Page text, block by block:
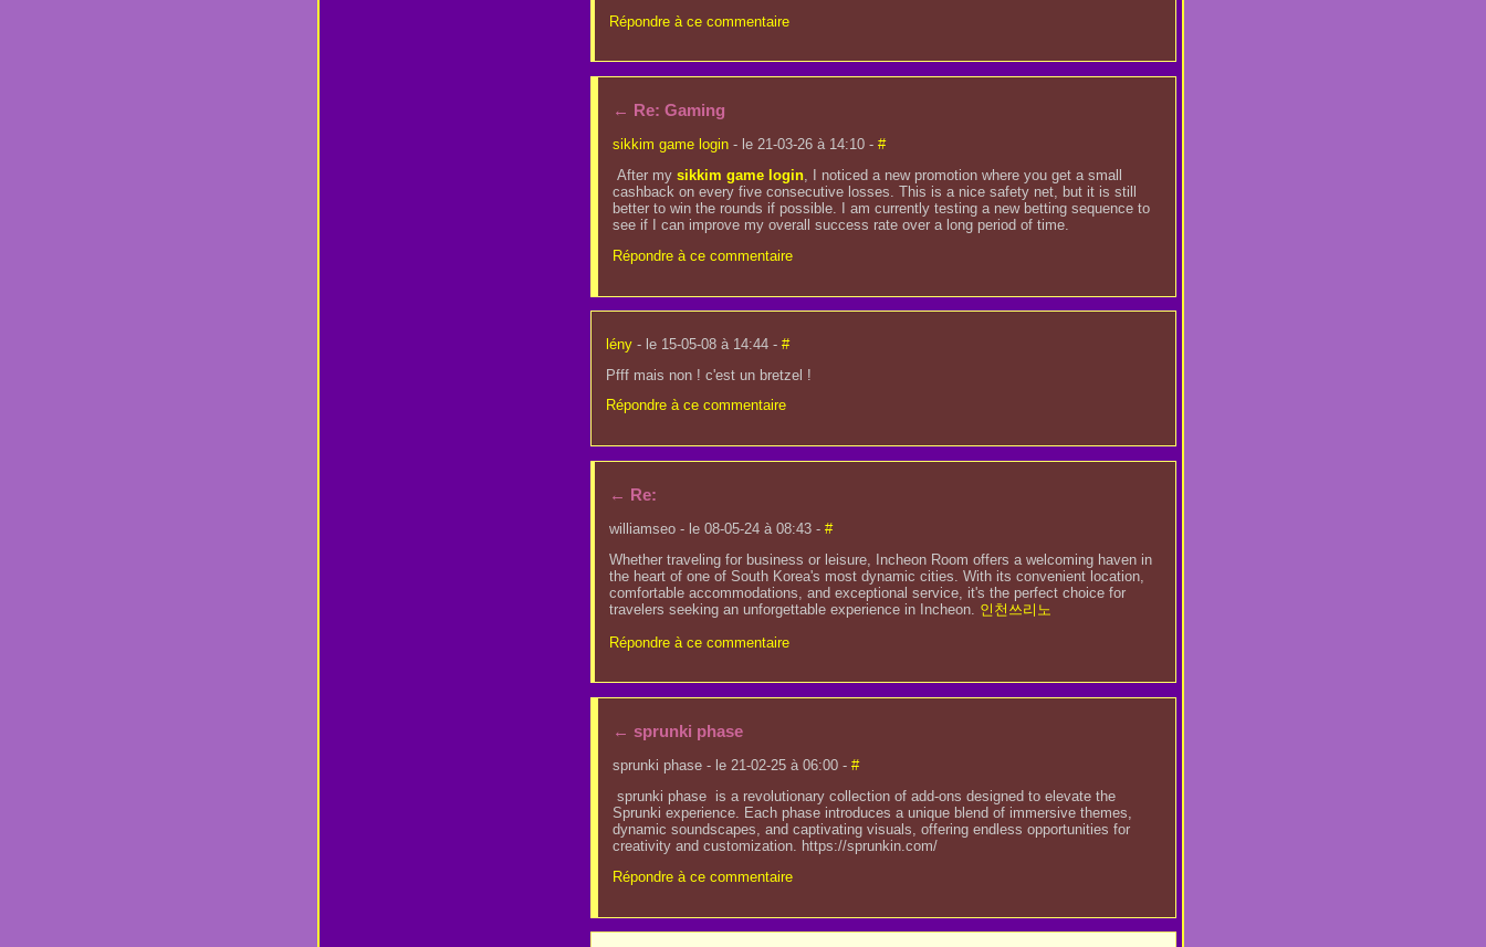
Répondre à ce commentaire
← Re: Gaming
sikkim game login- le 21-03-26 à 14:10 - #
After my sikkim game login, I noticed a new promotion where you get a small
cashback on every five consecutive losses. This is a nice safety net, but it is still
better to win the rounds if possible. I am currently testing a new betting sequence to
see if I can improve my overall success rate over a long period of time.
Répondre à ce commentaire
lény- le 15-05-08 à 14:44 - #
Pfff mais non ! c'est un bretzel !
Répondre à ce commentaire
← Re:
williamseo - le 08-05-24 à 08:43 - #
Whether traveling for business or leisure, Incheon Room offers a welcoming haven in
the heart of one of South Korea's most dynamic cities. With its convenient location,
comfortable accommodations, and exceptional service, it's the perfect choice for
travelers seeking an unforgettable experience in Incheon. 인천쓰리노
Répondre à ce commentaire
← sprunki phase
sprunki phase - le 21-02-25 à 06:00 - #
sprunki phase is a revolutionary collection of add-ons designed to elevate the
Sprunki experience. Each phase introduces a unique blend of immersive themes,
dynamic soundscapes, and captivating visuals, offering endless opportunities for
creativity and customization. https://sprunkin.com/
Répondre à ce commentaire